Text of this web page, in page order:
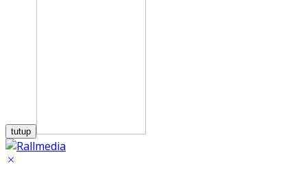
tutup